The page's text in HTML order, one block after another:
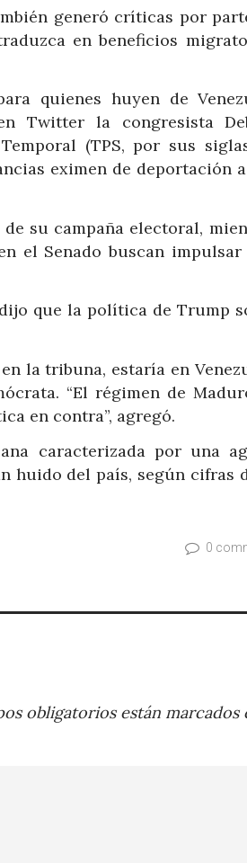
generó críticas por
en beneficios
quienes huyen de
Twitter la congresista
(TPS, por sus
eximen de deportación
su campaña electoral,
el Senado buscan impulsar
que la política de Trump
la tribuna, estaría en
“El régimen de
en contra”, agregó.
caracterizada por una
huido del país, según cifras
0
obligatorios están marcados